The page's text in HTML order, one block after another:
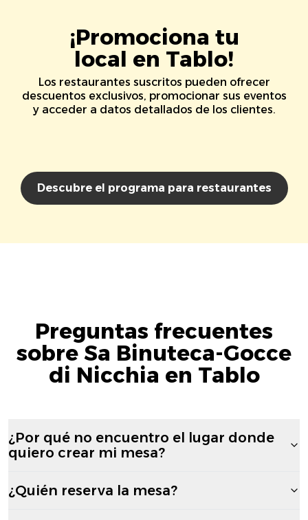
¡Promociona tu
local en Tablo!
Los restaurantes suscritos pueden ofrecer
descuentos exclusivos, promocionar sus eventos
y acceder a datos detallados de los clientes.
Descubre el programa para restaurantes
Preguntas frecuentes
sobre Sa Binuteca-Gocce
di Nicchia en Tablo
¿Por qué no encuentro el lugar donde
quiero crear mi mesa?
¿Quién reserva la mesa?